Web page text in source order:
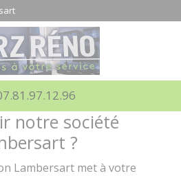
notre société
?
Lambersart met à votre